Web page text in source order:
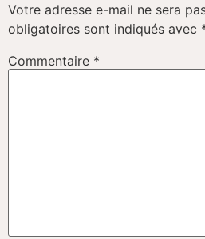
Votre adresse e-mail ne sera
obligatoires sont indiqués avec
Commentaire *